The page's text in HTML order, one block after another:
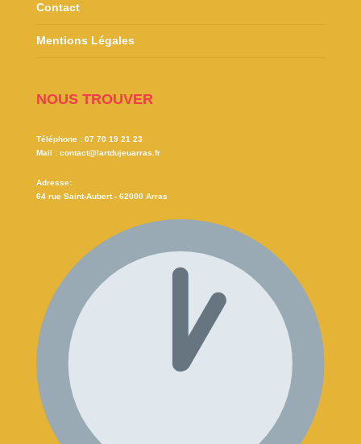
Contact
Mentions Légales
NOUS TROUVER
Téléphone :07 70 19 21 23
Mail :contact@lartdujeuarras.fr
Adresse:
64 rue Saint-Aubert - 62000 Arras